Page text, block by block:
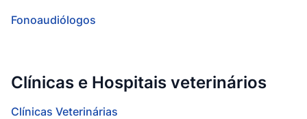
Fonoaudiólogos
Clínicas e Hospitais veterinários
Clínicas Veterinárias